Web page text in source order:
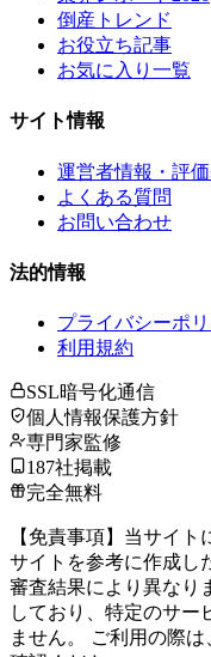
倒産トレンド
お役立ち記事
お気に入り一覧
サイト情報
運営者情報・評
よくある質問
お問い合わせ
法的情報
プライバシーポ
利用規約
SSL暗号化通信
個人情報保護方針
専門家監修
187社掲載
完全無料
【免責事項】当サイ
サイトを参考に作成し
審査結果により異なり
しており、特定のサー
ません。 ご利用の際